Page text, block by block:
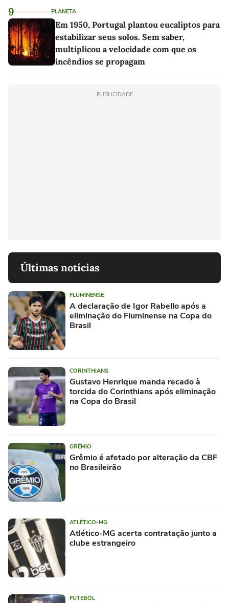
9 PLANETA
Em 1950, Portugal plantou eucaliptos para
estabilizar seus solos. Sem saber,
multiplicou a velocidade com que os
incêndios se propagam
PUBLICIDADE
Últimas notícias
FLUMINENSE
A declaração de Igor Rabello após a
eliminação do Fluminense na Copa do
Brasil
CORINTHIANS
Gustavo Henrique manda recado à
torcida do Corinthians após eliminação
na Copa do Brasil
GRÊMIO
Grêmio é afetado por alteração da CBF
no Brasileirão
ATLÉTICO-MG
Atlético-MG acerta contratação junto a
clube estrangeiro
FUTEBOL